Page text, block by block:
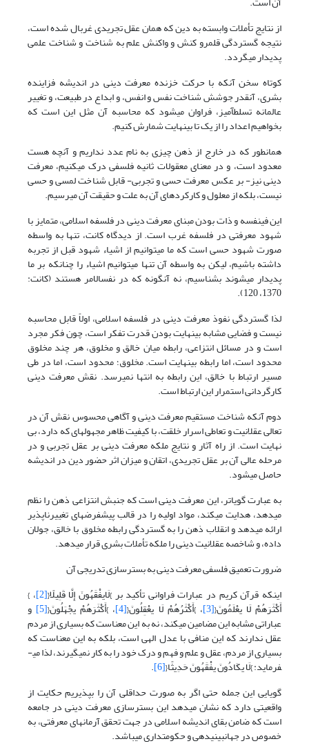
از نتایج تأملات وابسته به دین که همان عقل تجریدی غربال شده است،
نتیجه گستردگی قلمرو کنش و واکنش علم به شناخت و شناخت علمی
پدیدار می­گردد.
کوتاه سخن آن­که با حرکت خزنده معرفت دینی در اندیشه فزاینده
بشری، آن­قدر جوشش شناخت نفس و انفس، و ابداع در طبیعت، و تغییر
عالمانه تسلط­آمیز، فراوان می­شود که محاسبه آن مثل این است که
بخواهیم اعداد را از یک تا بی­نهایت شمارش کنیم.
همان­طور که در خارج از ذهن چیزی به نام عدد نداریم و آن­چه هست
معدود است، و در معنای معقولات ثانیه فلسفی درک می­کنیم، معرفت
دینی نیز- بر عکس معرفت حسی و تجربی- قابل شناخت لمسی و حسی
نیست، بلکه از معلول و کارکردهای آن به علت و حقیقت آن می­رسیم.
این فی­نفسه و ذات بودن مبنای معرفت دینی در فلسفه اسلامی، متمایز با
شهود معرفتی در فلسفه غرب است. از دیدگاه کانت، تنها به واسطه
صورت شهود حسی است که ما می­توانیم از اشیاء شهود قبل از تجربه
داشته باشیم، لیکن به واسطه آن تنها می­توانیم اشیاء را چنان­که بر ما
پدیدار می­شوند بشناسیم، نه آن­گونه که در نفس­الامر هستند (کانت:
1370، 120).
لذا گستردگی نفوذ معرفت دینی در فلسفه اسلامی، اولاً قابل محاسبه
نیست و فضایی مشابه بی­نهایت بودن قدرت تفکر است، چون فکر مجرد
است و در مسائل انتزاعی، رابطه میان خالق و مخلوق، هر چند مخلوق
محدود است، اما رابطه بی­نهایت است. مخلوق؛ محدود است، اما در طی
مسیر ارتباط با خالق، این رابطه به انتها نمی­رسد. نقش معرفت دینی
کارگردانی استمرار این ارتباط است.
دوم آن­که شناخت مستقیم معرفت دینی و آگاهی محسوس نقش آن در
تعالی عقلانیت و تعاطی اسرار خلقت، با کیفیت ظاهر مجهوله­ای که دارد، بی
نهایت است. از راه آثار و نتایج ملکه معرفت دینی بر عقل تجربی و در
مرحله عالی آن بر عقل تجریدی، اتقان و میزان اثر حضور دین در اندیشه
حاصل می­شود.
به عبارت گویاتر، این معرفت دینی است که جنبش انتزاعی ذهن را نظم
می­دهد، هدایت می­کند، مواد اولیه را در قالب پیش­فرض­های تغییرناپذیر
ارائه می­دهد و انقلاب ذهن را به گستردگی رابطه مخلوق با خالق، جولان
داده، و شاخصه عقلانیت دینی را ملکه تأملات بشری قرار می­دهد.
ضرورت تعمیق فلسفی معرفت دینی به بسترسازی تدریجی آن
این­که قرآن کریم در عبارات فراوانی تأکید بر }لَایفْقَهُونَ إِلَّا قَلِیلًا{[2] ، }
أَکْثَرَهُمْ لَا یعْلَمُونَ{[3] ، }أَکْثَرُهُمْ لَا یعْقِلُونَ{[4] ، }أَکْثَرَهُمْ یجْهَلُونَ{[5] و
عباراتی مشابه این مضامین می­کند، نه به این معناست که بسیاری از مردم
عقل ندارند که این منافی با عدل الهی است، بلکه به این معناست که
بسیاری از مردم، عقل و علم و فهم و درک خود را به کار نمی­گیرند، لذا می­
فرماید: }لَا یکَادُونَ یفْقَهُونَ حَدِیثًا{[6]
.
گویایی این جمله حتی اگر به صورت حداقلی آن را بپذیریم حکایت از
واقعیتی دارد که نشان می­دهد این بسترسازی معرفت دینی در جامعه
است که ضامن بقای اندیشه اسلامی در جهت تحقق آرمان­های معرفتی، به
خصوص در جهان­بینی­دهی و حکومت­داری می­باشد.